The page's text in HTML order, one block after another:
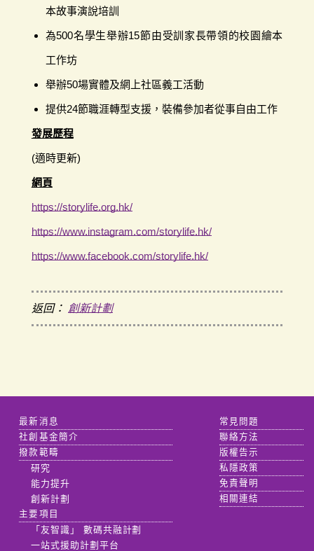
本故事演說培訓
為500名學生舉辦15節由受訓家長帶領的校園繪本
工作坊
舉辦50場實體及網上社區義工活動
提供24節職涯轉型支援，裝備參加者從事自由工作
發展歷程
(適時更新)
網頁
https://storylife.org.hk/
https://www.instagram.com/storylife.hk/
https://www.facebook.com/storylife.hk/
返回： 創新計劃
最新消息
社創基金簡介
撥款範疇
研究
能力提升
創新計劃
主要項目
「友智識」 數碼共融計劃
一站式援助計劃平台
常見問題
聯絡方法
版權告示
私隱政策
免責聲明
相關連結